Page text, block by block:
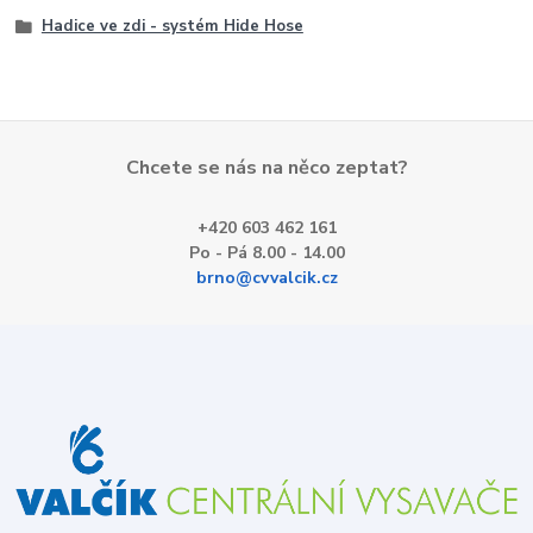
Hadice ve zdi - systém Hide Hose
Chcete se nás na něco zeptat?
+420 603 462 161
Po - Pá 8.00 - 14.00
brno@cvvalcik.cz